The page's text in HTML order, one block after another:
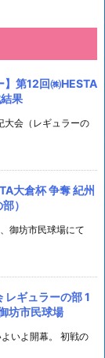
】第12回㈱HESTA
果
大会（レギュラーの
大倉杯 争奪 紀州
）
御坊市民球場にて
レギュラーの部 1
坊市民球場
いよ開幕。 初戦の